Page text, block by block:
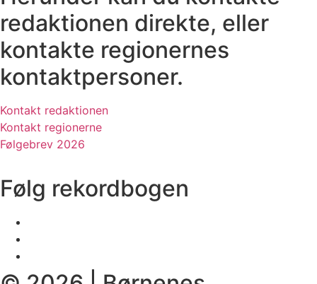
redaktionen direkte, eller
kontakte regionernes
kontaktpersoner.
Kontakt redaktionen
Kontakt regionerne
Følgebrev 2026
Følg rekordbogen